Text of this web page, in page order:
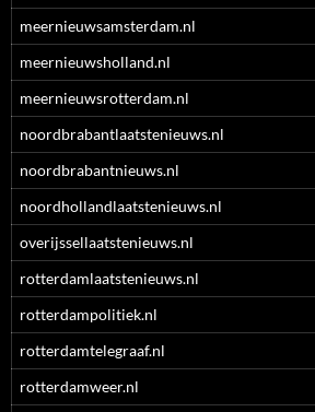
meernieuwsamsterdam.nl
meernieuwsholland.nl
meernieuwsrotterdam.nl
noordbrabantlaatstenieuws.nl
noordbrabantnieuws.nl
noordhollandlaatstenieuws.nl
overijssellaatstenieuws.nl
rotterdamlaatstenieuws.nl
rotterdampolitiek.nl
rotterdamtelegraaf.nl
rotterdamweer.nl